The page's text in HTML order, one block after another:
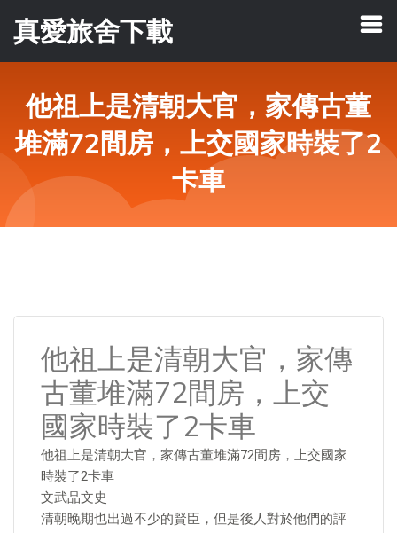
真愛旅舍下載
他祖上是清朝大官，家傳古董
堆滿72間房，上交國家時裝了2
卡車
他祖上是清朝大官，家傳
古董堆滿72間房，上交
國家時裝了2卡車
他祖上是清朝大官，家傳古董堆滿72間房，上交國家
時裝了2卡車
文武品文史
清朝晚期也出過不少的賢臣，但是後人對於他們的評